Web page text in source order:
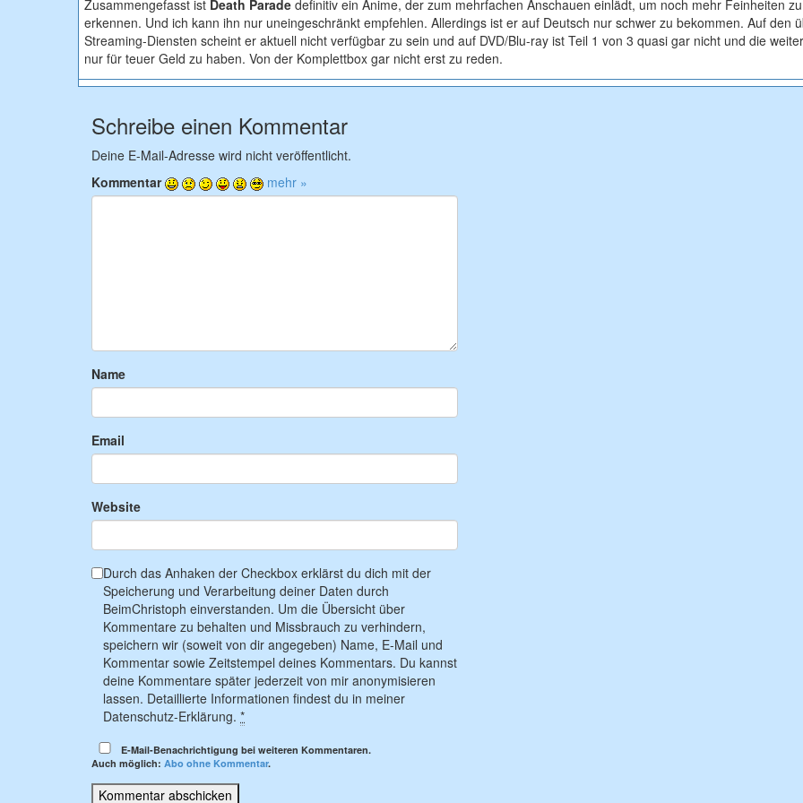
Zusammengefasst ist Death Parade definitiv ein Anime, der zum mehrfachen Anschauen einlädt, um noch mehr Feinheiten zu
erkennen. Und ich kann ihn nur uneingeschränkt empfehlen. Allerdings ist er auf Deutsch nur schwer zu bekommen. Auf den
Streaming-Diensten scheint er aktuell nicht verfügbar zu sein und auf DVD/Blu-ray ist Teil 1 von 3 quasi gar nicht und die
nur für teuer Geld zu haben. Von der Komplettbox gar nicht erst zu reden.
Schreibe einen Kommentar
Deine E-Mail-Adresse wird nicht veröffentlicht.
Kommentar
mehr »
Name
Email
Website
Durch das Anhaken der Checkbox erklärst du dich mit der
Speicherung und Verarbeitung deiner Daten durch
BeimChristoph einverstanden. Um die Übersicht über
Kommentare zu behalten und Missbrauch zu verhindern,
speichern wir (soweit von dir angegeben) Name, E-Mail und
Kommentar sowie Zeitstempel deines Kommentars. Du kannst
deine Kommentare später jederzeit von mir anonymisieren
lassen. Detaillierte Informationen findest du in meiner
Datenschutz-Erklärung. *
E-Mail-Benachrichtigung bei weiteren Kommentaren.
Auch möglich: Abo ohne Kommentar.